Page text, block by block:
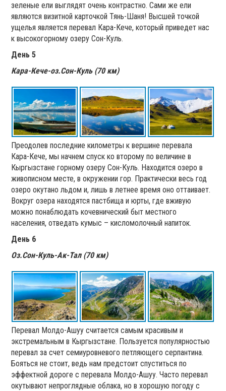
зеленые ели выглядят очень контрастно. Сами же ели
являются визитной карточкой Тянь-Шаня! Высшей точкой
ущелья является перевал Кара-Кече, который приведет нас
к высокогорному озеру Сон-Куль.
День 5
Кара-Кече-оз.Сон-Куль (70 км)
Преодолев последние километры к вершине перевала
Кара-Кече, мы начнем спуск ко второму по величине в
Кыргызстане горному озеру Сон-Куль. Находится озеро в
живописном месте, в окружении гор. Практически весь год
озеро окутано льдом и, лишь в летнее время оно оттаивает.
Вокруг озера находятся пастбища и юрты, где вживую
можно понаблюдать кочевнический быт местного
населения, отведать кумыс – кисломолочный напиток.
День 6
Оз.Сон-Куль-Ак-Тал (70 км)
Перевал Молдо-Ашуу считается самым красивым и
экстремальным в Кыргызстане. Пользуется популярностью
перевал за счет семиуровневого петляющего серпантина.
Бояться не стоит, ведь нам предстоит спуститься по
эффектной дороге с перевала Молдо-Ашуу. Часто перевал
окутывают непроглядные облака, но в хорошую погоду с